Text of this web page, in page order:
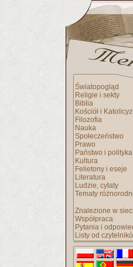
Światopogląd
Religie i sekty
Biblia
Kościół i
Filozofia
Nauka
Społeczeństwo
Prawo
Państwo i polityka
Kultura
Felietony i eseje
Literatura
Ludzie, cytaty
Tematy
Znalezione w sieci
Współpraca
Pytania i
Listy od